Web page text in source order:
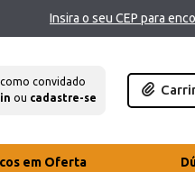
Insira o seu CEP para
convidado
ou cadastre-se
em Oferta